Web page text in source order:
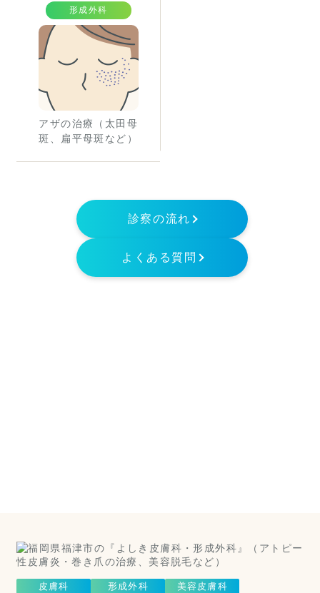
形成外科
アザの治療（太田母
斑、扁平母斑など）
診察の流れ
よくある質問
皮膚科 形成外科 美容皮膚科